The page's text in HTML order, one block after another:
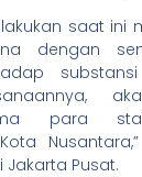
saat ini
dengan
para
Jakarta Pusat.